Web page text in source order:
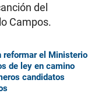
del
Campos.
reformar el Ministerio
de ley en camino
candidatos